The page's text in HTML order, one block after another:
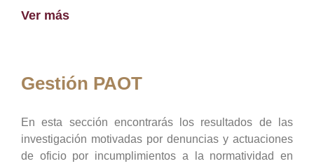
Ver más
Gestión PAOT
En esta sección encontrarás los resultados de las
investigación motivadas por denuncias y actuaciones
de oficio por incumplimientos a la normatividad en